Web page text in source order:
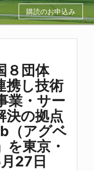
購読のお申込み
８団体
携し技術
業・サー
決の拠点
（アグベ
を東京・
27日